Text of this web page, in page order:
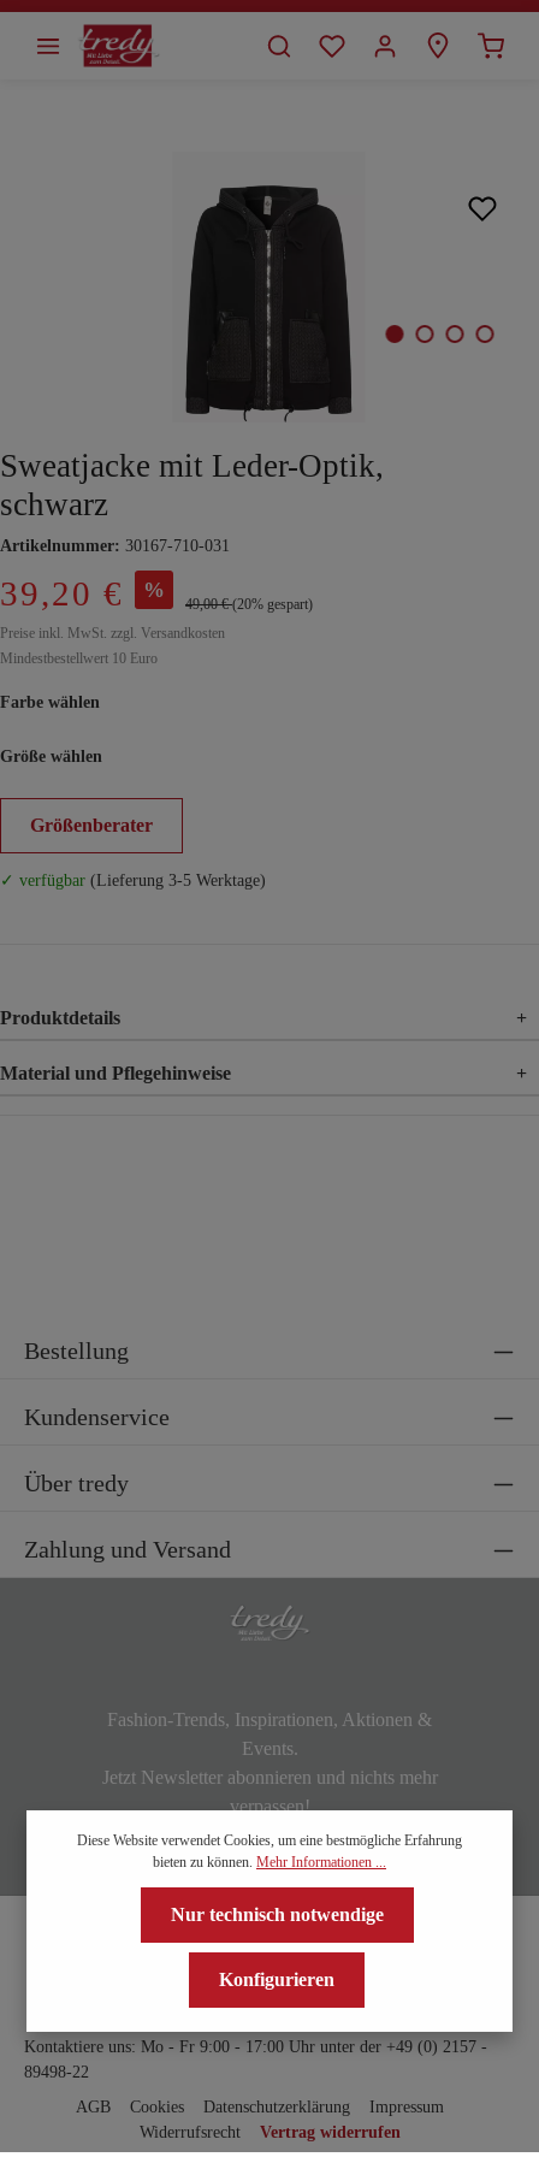
springen
Sweatjacke mit Leder-Optik,
schwarz
Artikelnummer: 30167-710-031
39,20 € %
49,00 €(20% gespart)
Preise inkl. MwSt. zzgl. Versandkosten
Mindestbestellwert 10 Euro
Farbe wählen
Größe wählen
Größenberater
✓ verfügbar (Lieferung 3-5 Werktage)
Produktdetails +
Material und Pflegehinweise +
Bestellung
Kundenservice
Über tredy
Zahlung und Versand
Fashion-Trends, Inspirationen, Aktionen &
Events.
Jetzt Newsletter abonnieren und nichts mehr
verpassen!
Kontaktiere uns: Mo - Fr 9:00 - 17:00 Uhr unter der +49 (0) 2157 -
89498-22
AGB
Cookies Datenschutzerklärung
Impressum
Widerrufsrecht
Vertrag widerrufen
Diese Website verwendet Cookies, um eine bestmögliche Erfahrung
bieten zu können. Mehr Informationen ...
Nur technisch notwendige
Konfigurieren